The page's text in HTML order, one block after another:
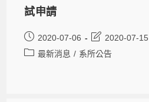
試申請
2020-07-06
2020-07-15
最新消息 / 系所公告